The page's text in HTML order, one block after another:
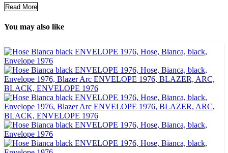
Read More
You may also like